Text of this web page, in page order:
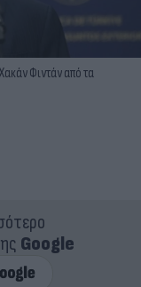
Φιντάν από τα
Google